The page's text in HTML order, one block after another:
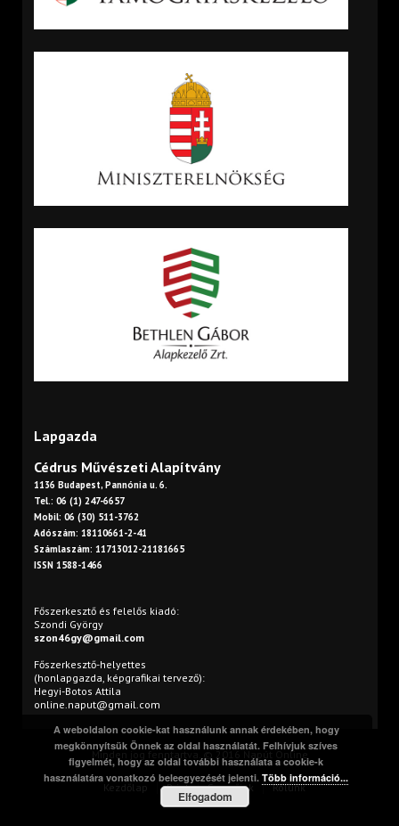
Lapgazda
Cédrus Művészeti Alapítvány
1136 Budapest, Pannónia u. 6.
Tel.: 06 (1) 247-6657
Mobil: 06 (30) 511-3762
Adószám: 18110661-2-41
Számlaszám: 11713012-21181665
ISSN 1588-1466
Főszerkesztő és felelős kiadó:
Szondi György
szon46gy@gmail.com
Főszerkesztő-helyettes
(honlapgazda, képgrafikai tervező):
Hegyi-Botos Attila
online.naput@gmail.com
Minden jog fenntartva. © 2016 Napút Online
Kezdőlap Print Szerzőink Rólunk
A weboldalon cookie-kat használunk annak érdekében, hogy
megkönnyítsük Önnek az oldal használatát. Felhívjuk szíves
figyelmét, hogy az oldal további használata a cookie-k
használatára vonatkozó beleegyezését jelenti.Több információ...
Elfogadom